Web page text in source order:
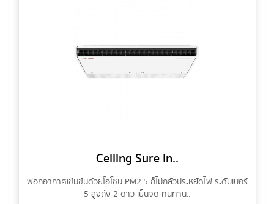
Ceiling Sure In..
ฟอกอากาศเข้มข้นด้วยโอโซน PM2.5 ก็ไม่กลัวประหยัดไฟ ระดับเบอร์
5 สูงถึง 2 ดาว เย็นจัด ทนทาน..